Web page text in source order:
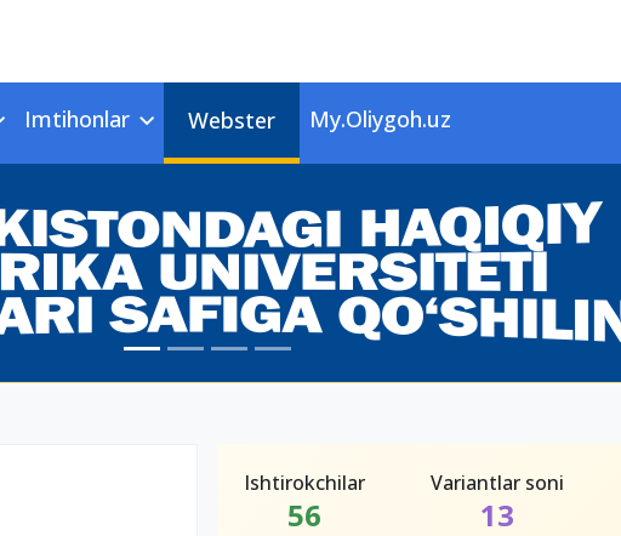
Imtihonlar Webster My.Oliygoh.uz
Ishtirokchilar
56
Variantlar soni
13